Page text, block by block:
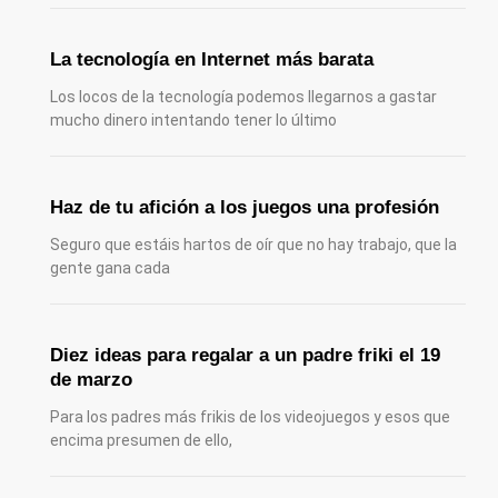
La tecnología en Internet más barata
Los locos de la tecnología podemos llegarnos a gastar
mucho dinero intentando tener lo último
Haz de tu afición a los juegos una profesión
Seguro que estáis hartos de oír que no hay trabajo, que la
gente gana cada
Diez ideas para regalar a un padre friki el 19
de marzo
Para los padres más frikis de los videojuegos y esos que
encima presumen de ello,